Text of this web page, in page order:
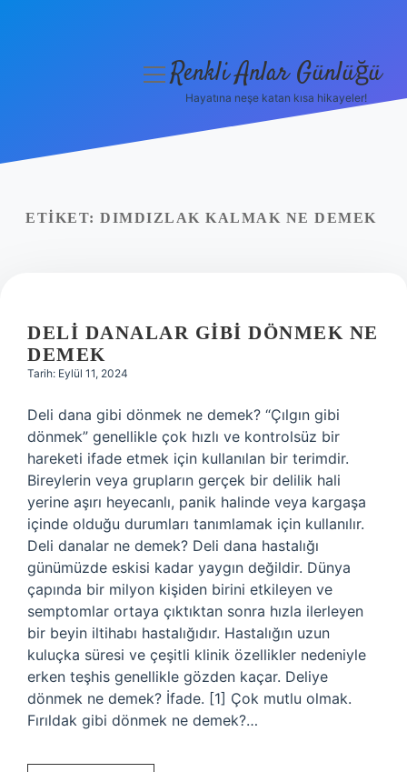
Yasal Uyarı
menüyüRenkli Anlar Günlüğü
Hayatına neşe katan kısa hikayeler!
ETIKET: DIMDIZLAK KALMAK NE DEMEK
DELI DANALAR GIBI DÖNMEK NE
DEMEK
Tarih: Eylül 11, 2024
Deli dana gibi dönmek ne demek? “Çılgın gibi
dönmek” genellikle çok hızlı ve kontrolsüz bir
hareketi ifade etmek için kullanılan bir terimdir.
Bireylerin veya grupların gerçek bir delilik hali
yerine aşırı heyecanlı, panik halinde veya kargaşa
içinde olduğu durumları tanımlamak için kullanılır.
Deli danalar ne demek? Deli dana hastalığı
günümüzde eskisi kadar yaygın değildir. Dünya
çapında bir milyon kişiden birini etkileyen ve
semptomlar ortaya çıktıktan sonra hızla ilerleyen
bir beyin iltihabı hastalığıdır. Hastalığın uzun
kuluçka süresi ve çeşitli klinik özellikler nedeniyle
erken teşhis genellikle gözden kaçar. Deliye
dönmek ne demek? İfade. [1] Çok mutlu olmak.
Fırıldak gibi dönmek ne demek?…